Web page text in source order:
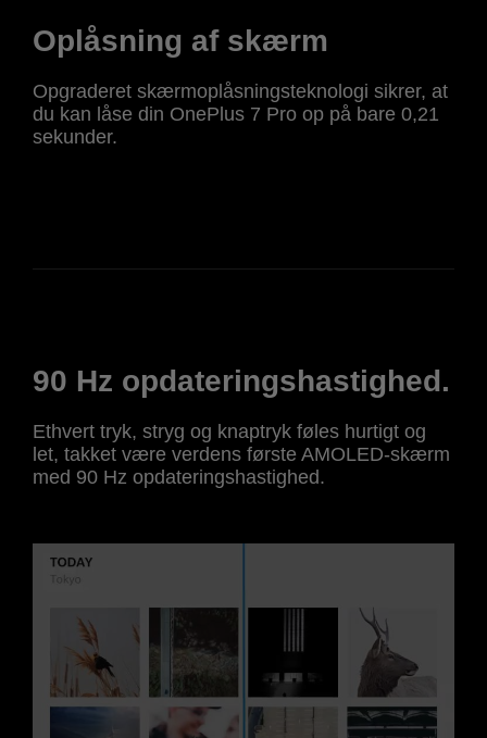
Oplåsning af skærm
Opgraderet skærmoplåsningsteknologi sikrer, at
du kan låse din OnePlus 7 Pro op på bare 0,21
sekunder.
90 Hz opdateringshastighed.
Ethvert tryk, stryg og knaptryk føles hurtigt og
let, takket være verdens første AMOLED-skærm
med 90 Hz opdateringshastighed.